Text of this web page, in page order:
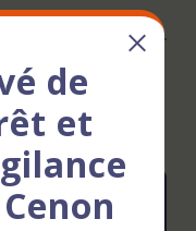
2026de
et